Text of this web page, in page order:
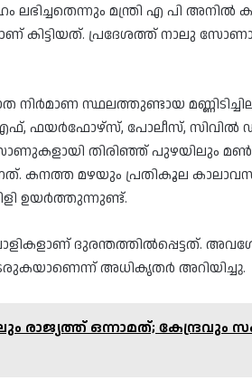
മന്ത്രി എ പി
കിട്ടിയത്. പ്രദേശത്ത് നാലു
സ്ഥലത്തുണ്ടായ
ഫയർഫോഴ്സ്, പോലീസ്, സിവിൽ
തിരിഞ്ഞ് പുഴയിലും
കനത്ത മഴയും പ്രതികൂല
ഉയർത്തുന്നുണ്ട്.
ദുരന്തത്തിൽപ്പെട്ടത്.
അധികൃതർ അറിയിച്ചു.
രാജ്യത്ത് ഒന്നാമത്; കേന്ദ്രവും